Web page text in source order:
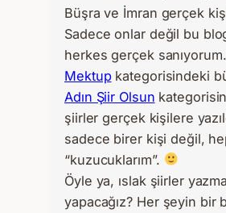
Büşra ve İmran gerçek
Sadece onlar değil bu
herkes gerçek
Mektupkategorisindeki
Adın Şiir Olsun
şiirler gerçek kişilere
sadece birer kişi değil,
“kuzucuklarım”.
Öyle ya, ıslak şiirler
yapacağız? Her şeyin bir